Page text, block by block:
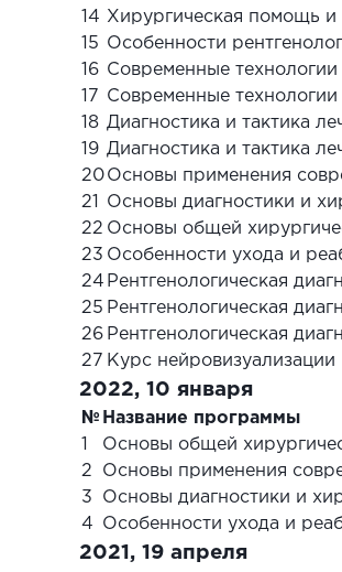
14 Хирургическая помощь и
15 Особенности
16 Современные
17
Современные
18 Диагностика и тактика
19 Диагностика и тактика
20 Основы применения
21
Основы диагностики и
22 Основы общей
23 Особенности ухода и
24 Рентгенологическая
25 Рентгенологическая
26 Рентгенологическая
27 Курс нейровизуализации
2022, 10 января
№ Название программы
Основы общей
2
Основы применения
3
Основы диагностики и
4
Особенности ухода и
2021, 19 апреля